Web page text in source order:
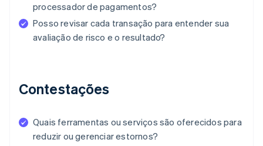
processador de pagamentos?
Posso revisar cada transação para entender sua
avaliação de risco e o resultado?
Contestações
Quais ferramentas ou serviços são oferecidos para
reduzir ou gerenciar estornos?